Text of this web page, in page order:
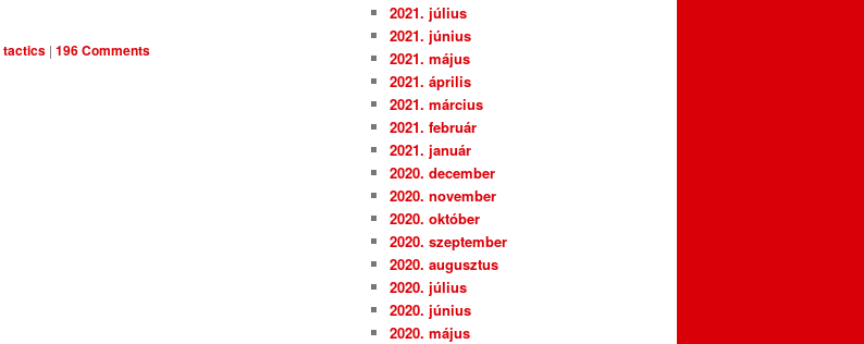
tactics | 196 Comments
2021. július
2021. június
2021. május
2021. április
2021. március
2021. február
2021. január
2020. december
2020. november
2020. október
2020. szeptember
2020. augusztus
2020. július
2020. június
2020. május